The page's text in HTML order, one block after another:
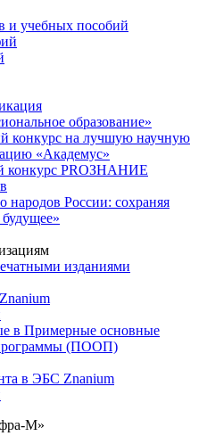
и учебных пособий
образование»
конкурс на лучшую научную
«Академус»
конкурс PROЗНАНИЕ
народов России: сохраняя
изданиями
в Примерные основные
(ПООП)
в ЭБС Znanium
М»